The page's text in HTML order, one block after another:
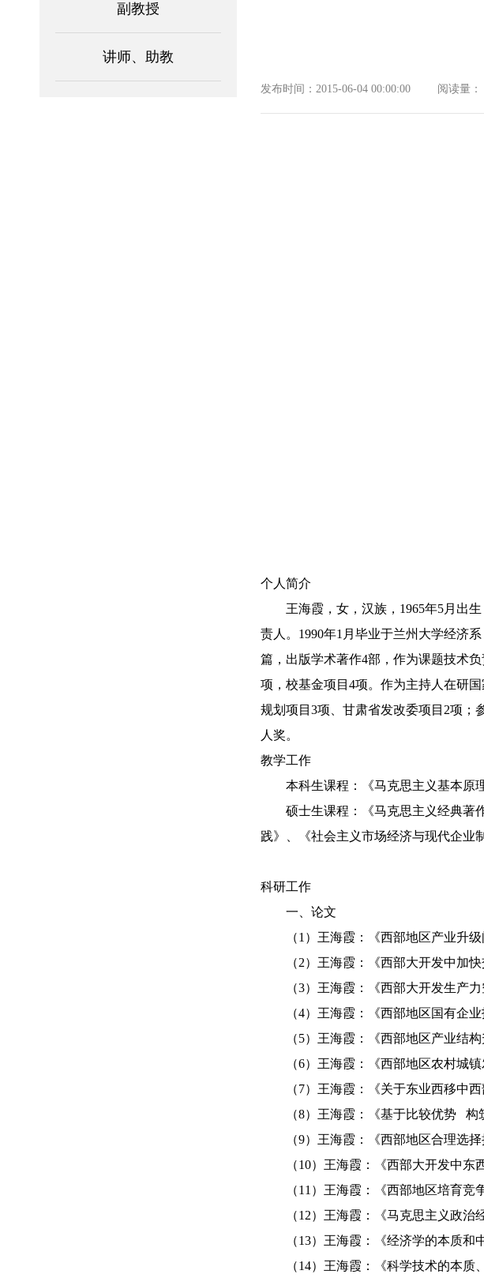
副教授
讲师、助教
发布时间：2015-06-04 00:00:00 阅读量：
个人简介
王海霞，女，汉族，1965年5月出生
责人。1990年1月毕业于兰州大学经济
篇，出版学术著作4部，作为课题技术
项，校基金项目4项。作为主持人在研
规划项目3项、甘肃省发改委项目2项；
人奖。
教学工作
本科生课程：《马克思主义基本原理
硕士生课程：《马克思主义经典著作
践》、《社会主义市场经济与现代企业
科研工作
一、论文
（1）王海霞：《西部地区产业升级
（2）王海霞：《西部大开发中加快
（3）王海霞：《西部大开发生产力
（4）王海霞：《西部地区国有企业
（5）王海霞：《西部地区产业结构
（6）王海霞：《西部地区农村城镇
（7）王海霞：《关于东业西移中西
（8）王海霞：《基于比较优势 构筑
（9）王海霞：《西部地区合理选择
（10）王海霞：《西部大开发中东西
（11）王海霞：《西部地区培育竞争
（12）王海霞：《马克思主义政治经
（13）王海霞：《经济学的本质和中
（14）王海霞：《科学技术的本质、